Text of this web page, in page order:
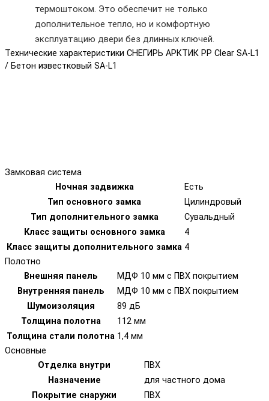
термоштоком. Это обеспечит не только
дополнительное тепло, но и комфортную
эксплуатацию двери без длинных ключей.
Технические характеристики СНЕГИРЬ АРКТИК PP Clear SA-L1
/ Бетон известковый SA-L1
Замковая система
Ночная задвижка
Есть
Тип основного замка
Цилиндровый
Тип дополнительного замка
Сувальдный
Класс защиты основного замка
4
Класс защиты дополнительного замка 4
Полотно
Внешняя панель
МДФ 10 мм с ПВХ покрытием
Внутренняя панель
МДФ 10 мм с ПВХ покрытием
Шумоизоляция
89 дБ
Толщина полотна
112 мм
Толщина стали полотна 1,4 мм
Основные
Отделка внутри
ПВХ
Назначение
для частного дома
Покрытие снаружи
ПВХ